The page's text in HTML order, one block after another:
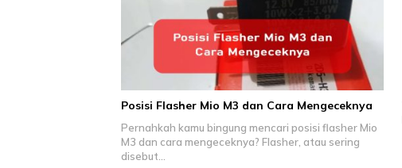
Posisi Flasher Mio M3 dan Cara Mengeceknya
Pernahkah kamu bingung mencari posisi flasher Mio
M3 dan cara mengeceknya? Flasher, atau sering
disebut…